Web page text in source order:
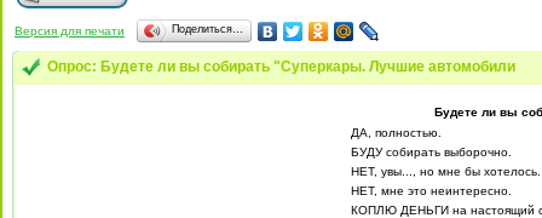
Версия для печати Поделиться…
Опрос: Будете ли вы собирать "Суперкары. Лучшие автомобили
Будете ли вы
ДА, полностью.
БУДУ собирать выборочно.
НЕТ, увы..., но мне бы хотелось.
НЕТ, мне это неинтересно.
КОПЛЮ ДЕНЬГИ на настоящий